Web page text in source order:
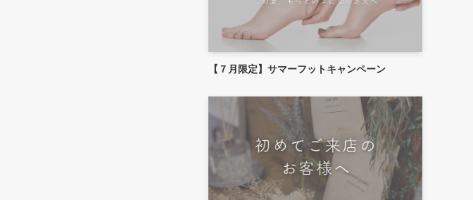
【７月限定】サマーフットキャンペーン